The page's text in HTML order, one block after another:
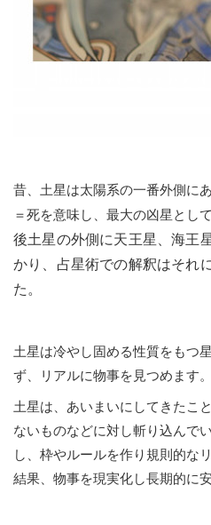
昔、土星は太陽系の一番外側に
＝死を意味し、最大の凶星とし
後土星の外側に天王星、海王
かり、占星術での解釈はそれ
た。
土星は冷やし固める性質をもつ
ず、リアルに物事を見つめます。
土星は、あいまいにしてきたこ
ないものなどに対し斬り込んで
し、枠やルールを作り規則的な
結果、物事を現実化し長期的に